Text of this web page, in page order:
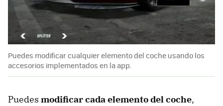
Puedes modificar cualquier elemento del coche usando los
accesorios implementados en la app.
Puedes modificar cada elemento del coche,